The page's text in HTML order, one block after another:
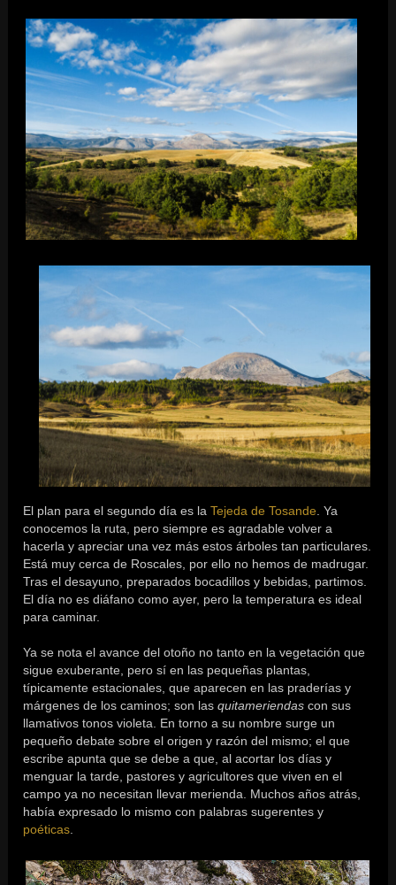
El plan para el segundo día es laTejeda de Tosande . Ya
conocemos la ruta, pero siempre es agradable volver a
hacerla y apreciar una vez más estos árboles tan particulares.
Está muy cerca de Roscales, por ello no hemos de madrugar.
Tras el desayuno, preparados bocadillos y bebidas, partimos.
El día no es diáfano como ayer, pero la temperatura es ideal
para caminar.
Ya se nota el avance del otoño no tanto en la vegetación que
sigue exuberante, pero sí en las pequeñas plantas,
típicamente estacionales, que aparecen en las praderías y
márgenes de los caminos; son lasquitameriendas con sus
llamativos tonos violeta. En torno a su nombre surge un
pequeño debate sobre el origen y razón del mismo; el que
escribe apunta que se debe a que, al acortar los días y
menguar la tarde, pastores y agricultores que viven en el
campo ya no necesitan llevar merienda. Muchos años atrás,
había expresado lo mismo con palabras sugerentes y
poéticas